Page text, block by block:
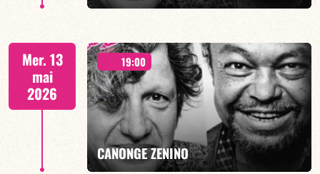
Mario Canonge/Michel Zenino
EN SAVOIR PLUS
Mer. 13
mai
2026
19:00
CANONGE ZENINO